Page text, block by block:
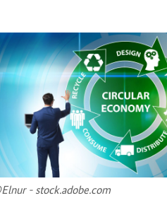
- stock.adobe.com